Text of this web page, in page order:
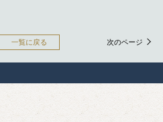
一覧に戻る 次のページ